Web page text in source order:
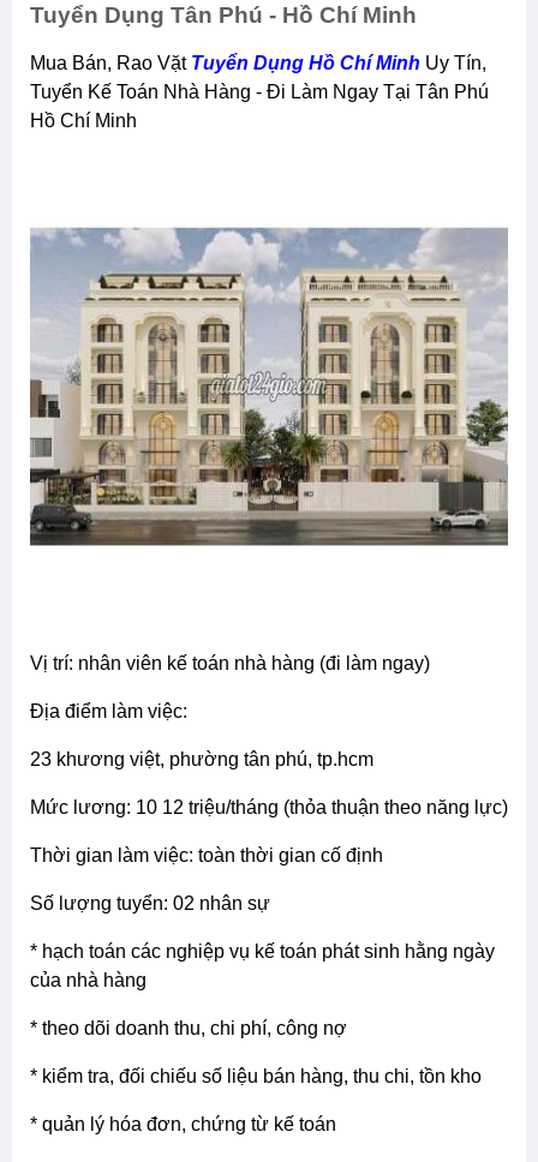
Tuyển Dụng Tân Phú - Hồ Chí Minh
Mua Bán, Rao Vặt Tuyển Dụng Hồ Chí Minh Uy Tín,
Tuyển Kế Toán Nhà Hàng - Đi Làm Ngay Tại Tân Phú
Hồ Chí Minh
vị trí: nhân viên kế toán nhà hàng (đi làm ngay)
địa điểm làm việc:
23 khương việt, phường tân phú, tp.hcm
mức lương: 10 12 triệu/tháng (thỏa thuận theo năng lực)
thời gian làm việc: toàn thời gian cố định
số lượng tuyển: 02 nhân sự
* hạch toán các nghiệp vụ kế toán phát sinh hằng ngày
của nhà hàng
* theo dõi doanh thu, chi phí, công nợ
* kiểm tra, đối chiếu số liệu bán hàng, thu chi, tồn kho
* quản lý hóa đơn, chứng từ kế toán